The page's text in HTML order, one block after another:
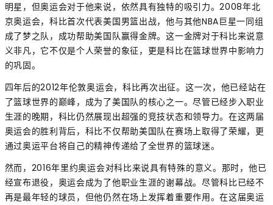
明星，但奥运会对于他来说，依然具有独特的吸引力。2008年北
京奥运会，科比首次代表美国男篮出战，他与其他NBA巨星一同组
成了梦之队，成功帮助美国队赢得金牌。这一金牌对于科比来说意
义非凡，它不仅是个人荣誉的象征，更是科比在篮球世界中影响力
的巩固。
四年后的2012年伦敦奥运会，科比再次出征。这一次，他已经站在
了篮球世界的巅峰，成为了美国队的核心之一。尽管已经步入职业
生涯的晚期，科比仍然展现出超强的竞技状态和领导力。在这两届
奥运会的胜利背后，科比不仅帮助美国队在赛场上取得了荣耀，更
通过奥运平台将自己的精神传递给了全世界的篮球迷。
然而，2016年里约奥运会对科比来说具有特殊的意义。那时，他已
经宣布退役，奥运会成为了他职业生涯的谢幕战。尽管科比已经不
再是最年轻的球员，但他仍然在场上发挥着重要作用。在这届奥运